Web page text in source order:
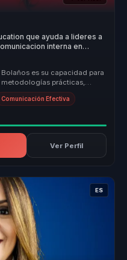
que ayuda a lideres a
interna en
es su capacidad para
prácticas,
Comunicación Efectiva
Ver Perfil
ES